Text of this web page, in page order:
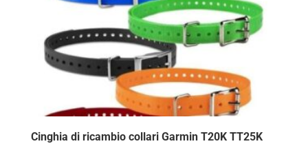
Cinghia di ricambio collari Garmin T20K TT25K